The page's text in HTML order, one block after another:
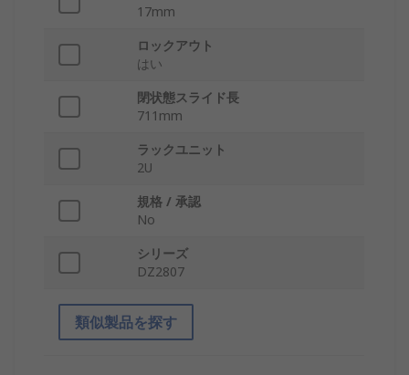
17mm
ロックアウト
はい
閉状態スライド長
711mm
ラックユニット
2U
規格 / 承認
No
シリーズ
DZ2807
類似製品を探す